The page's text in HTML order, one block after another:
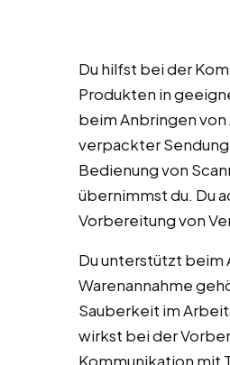
Du hilfst bei der
Produkten in
beim Anbringen
verpackter
Bedienung von
übernimmst du. Du
Vorbereitung von
Du unterstützt beim
Warenannahme
Sauberkeit im
wirkst bei der
Kommunikation mit